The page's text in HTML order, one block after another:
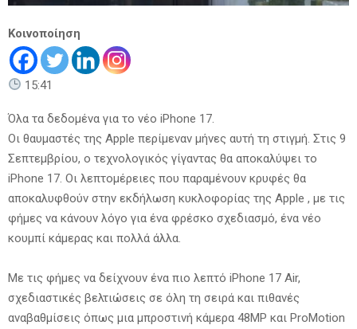
Κοινοποίηση
15:41
Όλα τα δεδομένα για το νέο iPhone 17.
Οι θαυμαστές της Apple περίμεναν μήνες αυτή τη στιγμή. Στις 9
Σεπτεμβρίου, ο τεχνολογικός γίγαντας θα αποκαλύψει το
iPhone 17. Οι λεπτομέρειες που παραμένουν κρυφές θα
αποκαλυφθούν στην εκδήλωση κυκλοφορίας της Apple , με τις
φήμες να κάνουν λόγο για ένα φρέσκο σχεδιασμό, ένα νέο
κουμπί κάμερας και πολλά άλλα.
Με τις φήμες να δείχνουν ένα πιο λεπτό iPhone 17 Air,
σχεδιαστικές βελτιώσεις σε όλη τη σειρά και πιθανές
αναβαθμίσεις όπως μια μπροστινή κάμερα 48MP και ProMotion